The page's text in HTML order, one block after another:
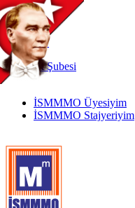
TR
|
EN
İnternetŞubesi
İSMMMO Üyesiyim
İSMMMO Stajyeriyim